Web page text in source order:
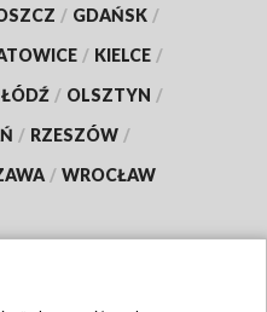
/ GDAŃSK /
/ KIELCE /
ŁÓDŹ / OLSZTYN /
/ RZESZÓW /
/ WROCŁAW